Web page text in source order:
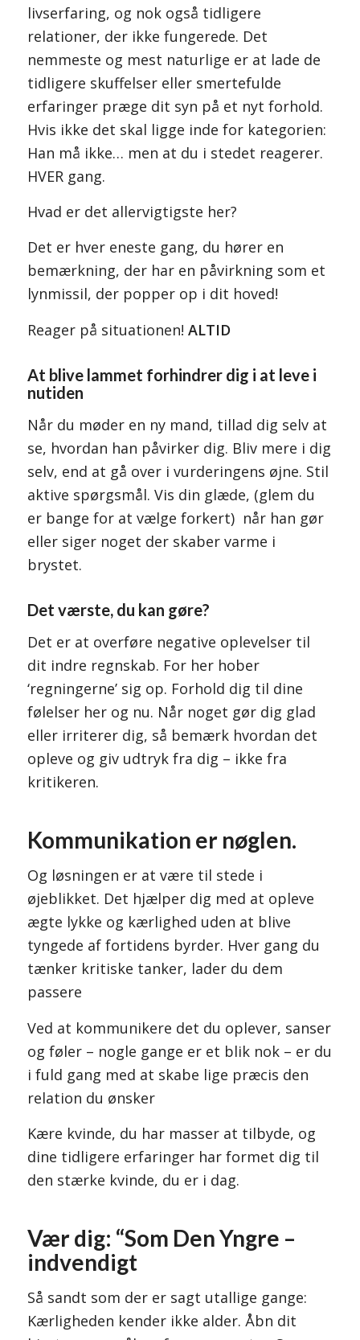
livserfaring, og nok også tidligere
relationer, der ikke fungerede. Det
nemmeste og mest naturlige er at lade de
tidligere skuffelser eller smertefulde
erfaringer præge dit syn på et nyt forhold.
Hvis ikke det skal ligge inde for kategorien:
Han må ikke… men at du i stedet reagerer.
HVER gang.
Hvad er det allervigtigste her?
Det er hver eneste gang, du hører en
bemærkning, der har en påvirkning som et
lynmissil, der popper op i dit hoved!
Reager på situationen! ALTID
At blive lammet forhindrer dig i at leve i
nutiden
Når du møder en ny mand, tillad dig selv at
se, hvordan han påvirker dig. Bliv mere i dig
selv, end at gå over i vurderingens øjne. Stil
aktive spørgsmål. Vis din glæde, (glem du
er bange for at vælge forkert) når han gør
eller siger noget der skaber varme i
brystet.
Det værste, du kan gøre?
Det er at overføre negative oplevelser til
dit indre regnskab. For her hober
‘regningerne’ sig op. Forhold dig til dine
følelser her og nu. Når noget gør dig glad
eller irriterer dig, så bemærk hvordan det
opleve og giv udtryk fra dig – ikke fra
kritikeren.
Kommunikation er nøglen.
Og løsningen er at være til stede i
øjeblikket. Det hjælper dig med at opleve
ægte lykke og kærlighed uden at blive
tyngede af fortidens byrder. Hver gang du
tænker kritiske tanker, lader du dem
passere
Ved at kommunikere det du oplever, sanser
og føler – nogle gange er et blik nok – er du
i fuld gang med at skabe lige præcis den
relation du ønsker
Kære kvinde, du har masser at tilbyde, og
dine tidligere erfaringer har formet dig til
den stærke kvinde, du er i dag.
Vær dig: “Som Den Yngre –
indvendigt
Så sandt som der er sagt utallige gange:
Kærligheden kender ikke alder. Åbn dit